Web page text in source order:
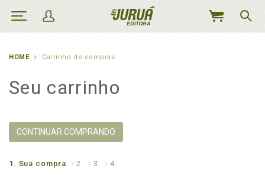
MEU
HOME Carrinho de compras
Seu carrinho
CONTINUAR COMPRANDO
1. Sua compra 2. 3. 4.